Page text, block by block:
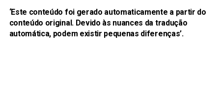
‘Este conteúdo foi gerado automaticamente a partir do
conteúdo original. Devido às nuances da tradução
automática, podem existir pequenas diferenças’.